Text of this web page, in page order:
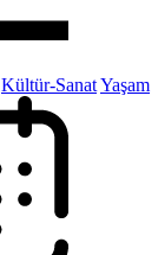
Kültür-SanatYaşam